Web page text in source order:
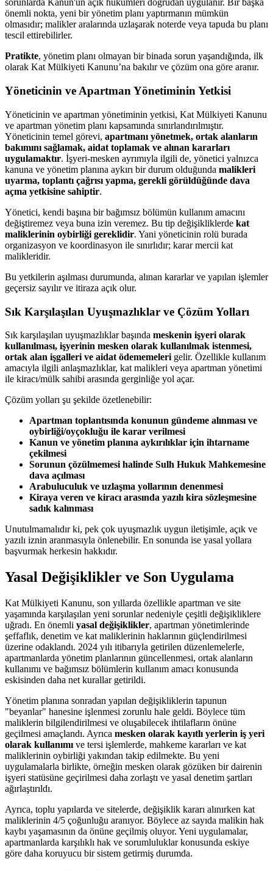
sorunlarda Kanun'un açık hükümleri doğrudan uygulanır. Bir başka
önemli nokta, yeni bir yönetim planı yaptırmanın mümkün
olmasıdır; malikler aralarında uzlaşarak noterde veya tapuda bu planı
tescil ettirebilirler.
Pratikte, yönetim planı olmayan bir binada sorun yaşandığında, ilk
olarak Kat Mülkiyeti Kanunu’na bakılır ve çözüm ona göre aranır.
Yöneticinin ve Apartman Yönetiminin Yetkisi
Yöneticinin ve apartman yönetiminin yetkisi, Kat Mülkiyeti Kanunu
ve apartman yönetim planı kapsamında sınırlandırılmıştır.
Yöneticinin temel görevi, apartmanı yönetmek, ortak alanların
bakımını sağlamak, aidat toplamak ve alınan kararları
uygulamaktır. İşyeri-mesken ayrımıyla ilgili de, yönetici yalnızca
kanuna ve yönetim planına aykırı bir durum olduğunda malikleri
uyarma, toplantı çağrısı yapma, gerekli görüldüğünde dava
açma yetkisine sahiptir.
Yönetici, kendi başına bir bağımsız bölümün kullanım amacını
değiştiremez veya buna izin veremez. Bu tip değişikliklerde kat
maliklerinin oybirliği gereklidir. Yani yöneticinin rolü burada
organizasyon ve koordinasyon ile sınırlıdır; karar mercii kat
malikleridir.
Bu yetkilerin aşılması durumunda, alınan kararlar ve yapılan işlemler
geçersiz sayılır ve itiraza açık olur.
Sık Karşılaşılan Uyuşmazlıklar ve Çözüm Yolları
Sık karşılaşılan uyuşmazlıklar başında meskenin işyeri olarak
kullanılması, işyerinin mesken olarak kullanılmak istenmesi,
ortak alan işgalleri ve aidat ödememeleri gelir. Özellikle kullanım
amacıyla ilgili anlaşmazlıklar, kat malikleri veya apartman yönetimi
ile kiracı/mülk sahibi arasında gerginliğe yol açar.
Çözüm yolları şu şekilde özetlenebilir:
Apartman toplantısında konunun gündeme alınması ve
oybirliği/oyçokluğu ile karar verilmesi
Kanun ve yönetim planına aykırılıklar için ihtarname
çekilmesi
Sorunun çözülmemesi halinde Sulh Hukuk Mahkemesine
dava açılması
Arabuluculuk ve uzlaşma yollarının denenmesi
Kiraya veren ve kiracı arasında yazılı kira sözleşmesine
sadık kalınması
Unutulmamalıdır ki, pek çok uyuşmazlık uygun iletişimle, açık ve
yazılı iznin aranmasıyla önlenebilir. En sonunda ise yasal yollara
başvurmak herkesin hakkıdır.
Yasal Değişiklikler ve Son Uygulama
Kat Mülkiyeti Kanunu, son yıllarda özellikle apartman ve site
yaşamında karşılaşılan yeni sorunlar nedeniyle çeşitli değişikliklere
uğradı. En önemli yasal değişiklikler, apartman yönetimlerinde
şeffaflık, denetim ve kat maliklerinin haklarının güçlendirilmesi
üzerine odaklandı. 2024 yılı itibarıyla getirilen düzenlemelerle,
apartmanlarda yönetim planlarının güncellenmesi, ortak alanların
kullanımı ve bağımsız bölümlerin kullanım amacı konusunda
eskisinden daha net kurallar getirildi.
Yönetim planına sonradan yapılan değişikliklerin tapunun
"beyanlar" hanesine işlenmesi zorunlu hale geldi. Böylece tüm
maliklerin bilgilendirilmesi ve oluşabilecek ihtilafların önüne
geçilmesi amaçlandı. Ayrıca mesken olarak kayıtlı yerlerin iş yeri
olarak kullanımı ve tersi işlemlerde, mahkeme kararları ve kat
maliklerinin oybirliği yakından takip edilmekte. Bu yeni
uygulamalarla birlikte, örneğin mesken olarak gözüken bir dairenin
işyeri statüsüne geçirilmesi daha zorlaştı ve yasal denetim şartları
ağırlaştırıldı.
Ayrıca, toplu yapılarda ve sitelerde, değişiklik kararı alınırken kat
maliklerinin 4/5 çoğunluğu aranıyor. Böylece az sayıda malikin hak
kaybı yaşamasının da önüne geçilmiş oluyor. Yeni uygulamalar,
apartmanlarda karşılıklı hak ve sorumluluklar konusunda eskiye
göre daha koruyucu bir sistem getirmiş durumda.